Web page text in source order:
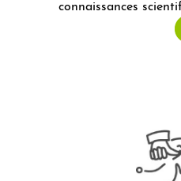
connaissances